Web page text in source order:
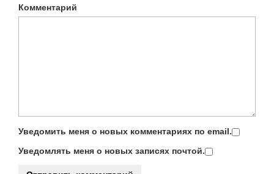
Комментарий
Уведомить меня о новых комментариях по email.
Уведомлять меня о новых записях почтой.